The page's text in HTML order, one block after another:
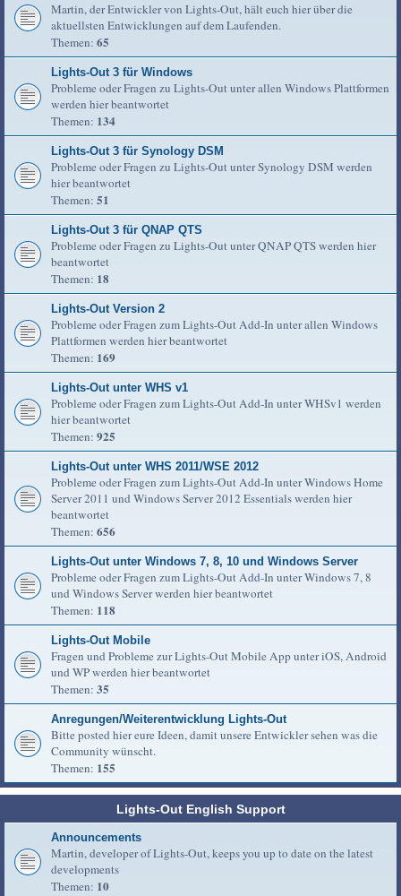
Martin, der Entwickler von Lights-Out, hält euch hier über die
aktuellsten Entwicklungen auf dem Laufenden.
Themen: 65
Lights-Out 3 für Windows
Probleme oder Fragen zu Lights-Out unter allen Windows Plattformen
werden hier beantwortet
Themen: 134
Lights-Out 3 für Synology DSM
Probleme oder Fragen zu Lights-Out unter Synology DSM werden
hier beantwortet
Themen: 51
Lights-Out 3 für QNAP QTS
Probleme oder Fragen zu Lights-Out unter QNAP QTS werden hier
beantwortet
Themen: 18
Lights-Out Version 2
Probleme oder Fragen zum Lights-Out Add-In unter allen Windows
Plattformen werden hier beantwortet
Themen: 169
Lights-Out unter WHS v1
Probleme oder Fragen zum Lights-Out Add-In unter WHSv1 werden
hier beantwortet
Themen: 925
Lights-Out unter WHS 2011/WSE 2012
Probleme oder Fragen zum Lights-Out Add-In unter Windows Home
Server 2011 und Windows Server 2012 Essentials werden hier
beantwortet
Themen: 656
Lights-Out unter Windows 7, 8, 10 und Windows Server
Probleme oder Fragen zum Lights-Out Add-In unter Windows 7, 8
und Windows Server werden hier beantwortet
Themen: 118
Lights-Out Mobile
Fragen und Probleme zur Lights-Out Mobile App unter iOS, Android
und WP werden hier beantwortet
Themen: 35
Anregungen/Weiterentwicklung Lights-Out
Bitte posted hier eure Ideen, damit unsere Entwickler sehen was die
Community wünscht.
Themen: 155
Lights-Out English Support
Announcements
Martin, developer of Lights-Out, keeps you up to date on the latest
developments
Themen: 10